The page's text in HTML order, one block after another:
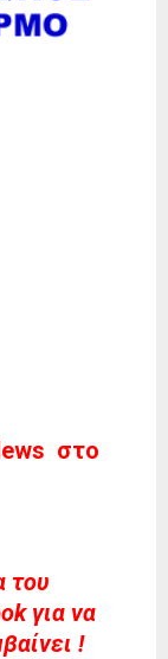
στο
του
για να
!